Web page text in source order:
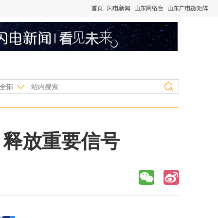
首页 闪电新闻 山东网络台 山东广电微矩阵
部
放重要信号